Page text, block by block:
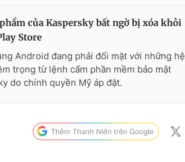
của Kaspersky bất ngờ bị xóa khỏi
Store
Android đang phải đối mặt với những hệ
trọng từ lệnh cấm phần mềm bảo mật
do chính quyền Mỹ áp đặt.